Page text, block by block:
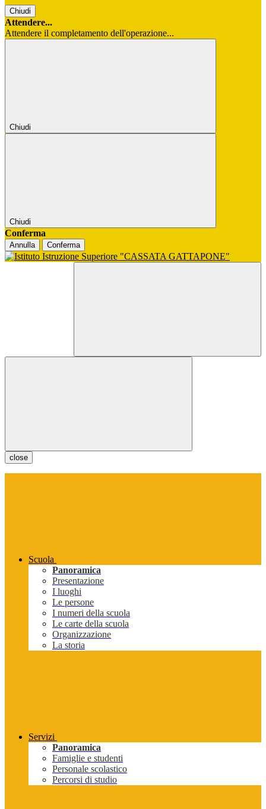
Chiudi
Attendere...
Attendere il completamento dell'operazione...
Chiudi
Chiudi
Conferma
Annulla Conferma
close
Scuola
Panoramica
Presentazione
I luoghi
Le persone
I numeri della scuola
Le carte della scuola
Organizzazione
La storia
Servizi
Panoramica
Famiglie e studenti
Personale scolastico
Percorsi di studio